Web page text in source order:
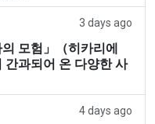
3 days ago
모험」（히카리에
간과되어 온 다양한 사
4 days ago